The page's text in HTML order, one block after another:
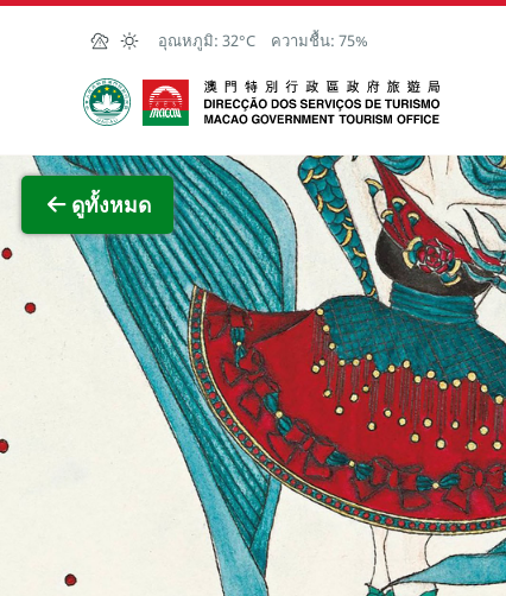
Skip to Main Content
อุณหภูมิ: 32°C ความชื้น: 75%
สำนักงานการท่องเที่ยวของรัฐบาลมาเก๊า
ดูทั้งหมด
ภาพ